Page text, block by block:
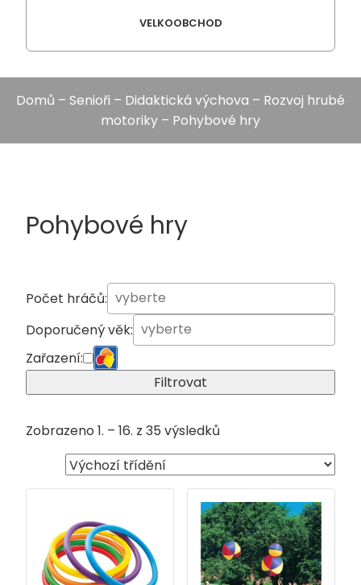
VELKOOBCHOD
Domů – Senioři – Didaktická výchova – Rozvoj hrubé
motoriky – Pohybové hry
Pohybové hry
Počet hráčů:
Doporučený věk:
Zařazení:
Filtrovat
Zobrazeno 1. – 16. z 35 výsledků